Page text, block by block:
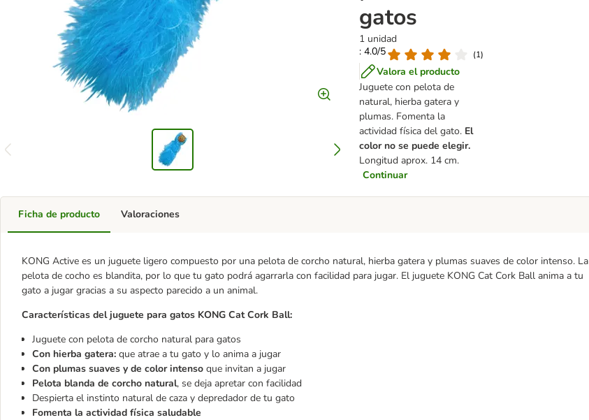
gatos
1 unidad
: 4.0/5
(1)
Valora el producto
Juguete con pelota de
natural, hierba gatera y
plumas. Fomenta la
actividad física del gato. El
color no se puede elegir.
Longitud aprox. 14 cm.
Continuar
Ficha de producto
KONG Active es un juguete ligero compuesto por una pelota de corcho natural, hierba gatera y plumas suaves de color intenso. La
pelota de cocho es blandita, por lo que tu gato podrá agarrarla con facilidad para jugar. El juguete KONG Cat Cork Ball anima a tu
gato a jugar gracias a su aspecto parecido a un animal.
Características del juguete para gatos KONG Cat Cork Ball:
Juguete con pelota de corcho natural para gatos
Con hierba gatera: que atrae a tu gato y lo anima a jugar
Con plumas suaves y de color intenso que invitan a jugar
Pelota blanda de corcho natural, se deja apretar con facilidad
Despierta el instinto natural de caza y depredador de tu gato
Fomenta la actividad física saludable
Valoraciones